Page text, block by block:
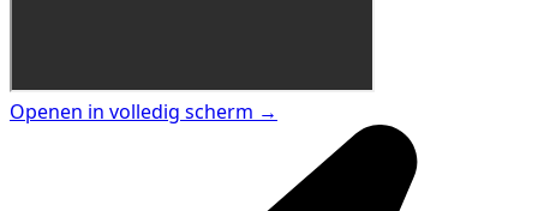
Openen in volledig scherm →